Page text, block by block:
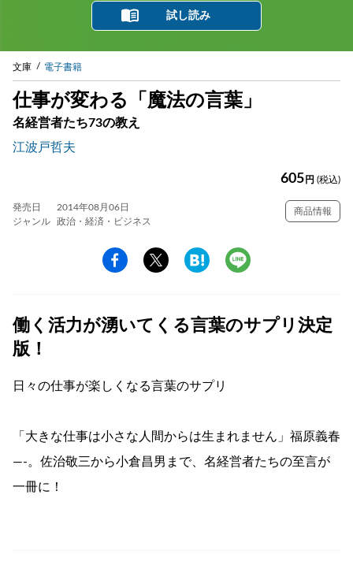
試し読み
文庫 電子書籍
仕事が変わる「魔法の言葉」
名経営者たち73の教え
江波戸哲夫
605 円 (税込)
発売日
2014年08月06日
ジャンル
政治・経済・ビジネス
商品情報
働く活力が湧いてくる言葉のサプリ決定
版！
日々の仕事が楽しくなる言葉のサプリ
「大きな仕事は小さな人間からは生まれません」福原義春
―-。佐治敬三から小倉昌男まで、名経営者たちの至言が
一冊に！